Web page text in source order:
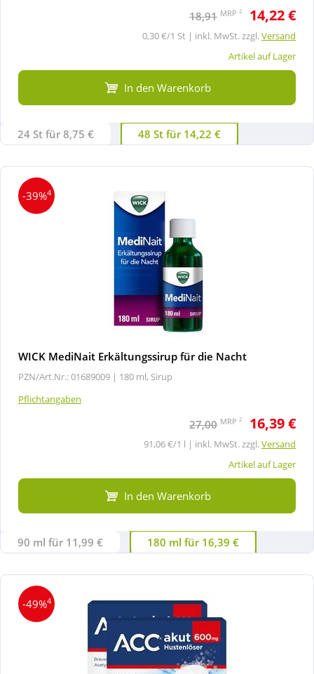
18,91 MRP 2 14,22 €
0,30 €/1 St | inkl. MwSt. zzgl.Versand
Artikel auf Lager
In den Warenkorb
24 St für 8,75 € 48 St für 14,22 €
-39%4
WICK MediNait Erkältungssirup für die Nacht
PZN/Art.Nr.: 01689009 | 180 ml, Sirup
Pflichtangaben
27,00 MRP 2 16,39 €
91,06 €/1 l | inkl. MwSt. zzgl.Versand
Artikel auf Lager
In den Warenkorb
90 ml für 11,99 € 180 ml für 16,39 €
-49%4